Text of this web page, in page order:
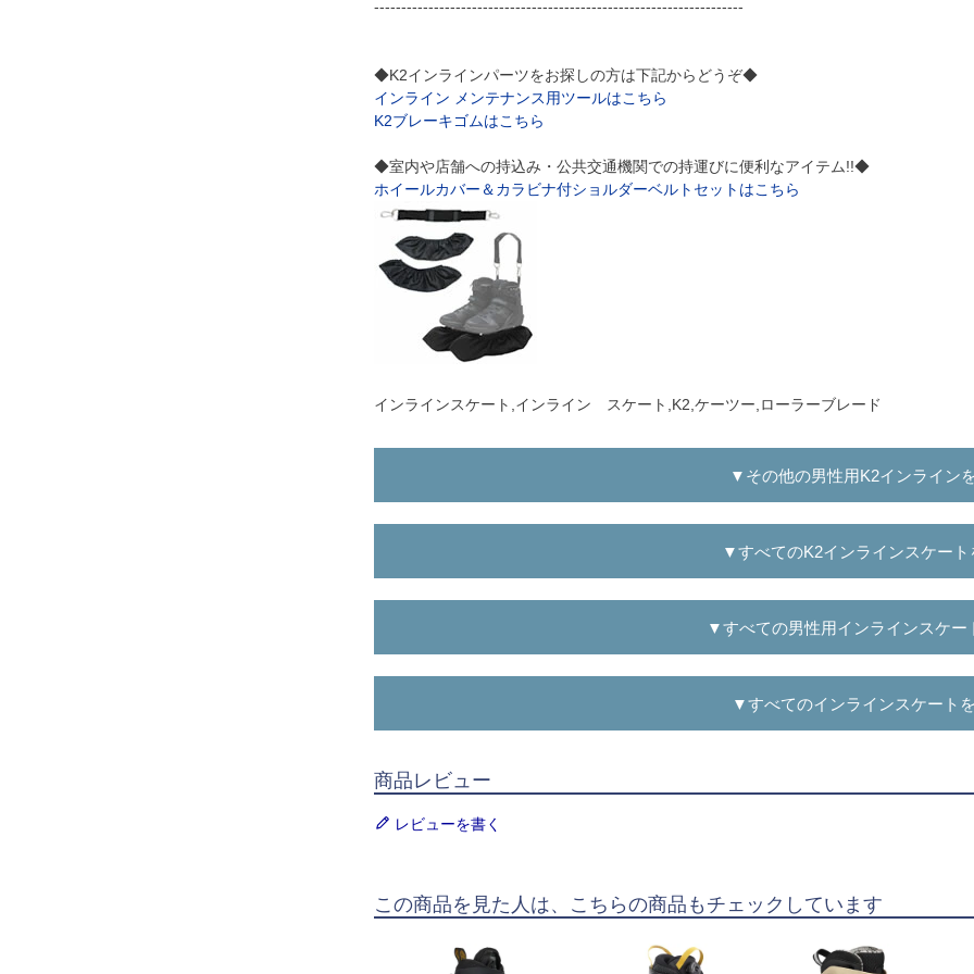
--------------------------------------------------------------------
◆K2インラインパーツをお探しの方は下記からどうぞ◆
インライン メンテナンス用ツールはこちら
K2ブレーキゴムはこちら
◆室内や店舗への持込み・公共交通機関での持運びに便利なアイテム!!◆
ホイールカバー＆カラビナ付ショルダーベルトセットはこちら
インラインスケート,インライン スケート,K2,ケーツー,ローラーブレード
▼その他の男性用K2インライン
▼すべてのK2インラインスケー
▼すべての男性用インラインスケ
▼すべてのインラインスケート
商品レビュー
レビューを書く
この商品を見た人は、こちらの商品もチェックしています